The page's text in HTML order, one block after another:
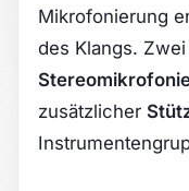
Mikrofonierung
des Klangs.
zusätzlicher